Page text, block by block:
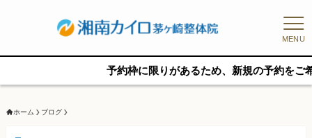
MENU
予約枠に限りがあるため、新規の予約をご希望の方は
ホーム ブログ